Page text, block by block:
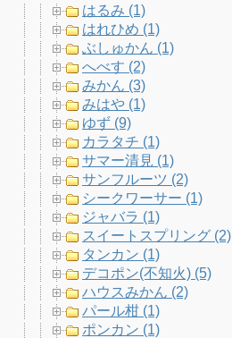
はるみ (1)
はれひめ (1)
ぶしゅかん (1)
へべす (2)
みかん (3)
みはや (1)
ゆず (9)
カラタチ (1)
サマー清見 (1)
サンフルーツ (2)
シークワーサー (1)
ジャバラ (1)
スイートスプリング (2)
タンカン (1)
デコポン(不知火) (5)
ハウスみかん (2)
パール柑 (1)
ポンカン (1)